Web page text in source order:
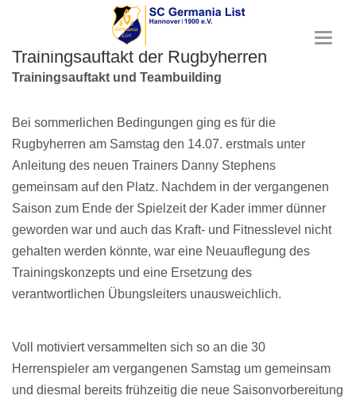
T
a
t
Trainingsauftakt der Rugbyherren
Trainingsauftakt und Teambuilding
Bei sommerlichen Bedingungen ging es für die
Rugbyherren am Samstag den 14.07. erstmals unter
Anleitung des neuen Trainers Danny Stephens
gemeinsam auf den Platz. Nachdem in der vergangenen
Saison zum Ende der Spielzeit der Kader immer dünner
geworden war und auch das Kraft- und Fitnesslevel nicht
gehalten werden könnte, war eine Neuauflegung des
Trainingskonzepts und eine Ersetzung des
verantwortlichen Übungsleiters unausweichlich.
Voll motiviert versammelten sich so an die 30
Herrenspieler am vergangenen Samstag um gemeinsam
und diesmal bereits frühzeitig die neue Saisonvorbereitung